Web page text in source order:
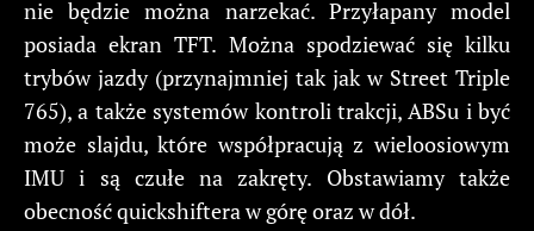
nie będzie można narzekać. Przyłapany model
posiada ekran TFT. Można spodziewać się kilku
trybów jazdy (przynajmniej tak jak w Street Triple
765), a także systemów kontroli trakcji, ABSu i być
może slajdu, które współpracują z wieloosiowym
IMU i są czułe na zakręty. Obstawiamy także
obecność quickshiftera w górę oraz w dół.